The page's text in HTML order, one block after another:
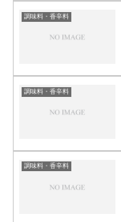
調味料・香辛料
調味料・香辛料
調味料・香辛料